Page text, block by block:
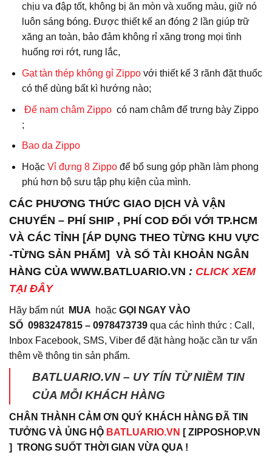
chịu va đập tốt, không bị ăn mòn và xuống màu, giữ nó
luôn sáng bóng. Được thiết kế an đóng 2 lần giúp trữ
xăng an toàn, bảo đảm không rỉ xăng trong mọi tình
huống rơi rớt, rung lắc,
Gạt tàn thép không gỉ Zippo với thiết kế 3 rãnh đặt thuốc
có thể dùng bất kì hướng nào;
Đế nam châm Zippocó nam châm để trưng bày Zippo
;
Bao da Zippo
Hoặc Vỉ đựng 8 Zippođể bổ sung góp phần làm phong
phú hơn bộ sưu tập phụ kiện của mình.
CÁC PHƯƠNG THỨC GIAO DỊCH VÀ VẬN
CHUYỂN – PHÍ SHIP , PHÍ COD ĐỐI VỚI TP.HCM
VÀ CÁC TỈNH [ÁP DỤNG THEO TỪNG KHU VỰC
-TỪNG SẢN PHẨM] VÀ SỐ TÀI KHOẢN NGÂN
HÀNG CỦA WWW.BATLUARIO.VN : CLICK XEM
TẠI ĐÂY
Hãy bấm nút MUA hoặc GỌI NGAY VÀO
SỐ 0983247815 – 0978473739 qua các hình thức : Call,
Inbox Facebook, SMS, Viber để đặt hàng hoặc cần tư vấn
thêm về thông tin sản phẩm.
BATLUARIO.VN – UY TÍN TỪ NIỀM TIN
CỦA MỖI KHÁCH HÀNG
CHÂN THÀNH CẢM ƠN QUÝ KHÁCH HÀNG ĐÃ TIN
TƯỞNG VÀ ỦNG HỘ BATLUARIO.VN [ ZIPPOSHOP.VN
] TRONG SUỐT THỜI GIAN VỪA QUA !